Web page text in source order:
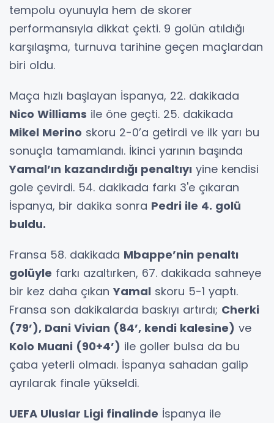
tempolu oyunuyla hem de skorer
performansıyla dikkat çekti. 9 golün atıldığı
karşılaşma, turnuva tarihine geçen maçlardan
biri oldu.
Maça hızlı başlayan İspanya, 22. dakikada
Nico Williams ile öne geçti. 25. dakikada
Mikel Merino skoru 2-0’a getirdi ve ilk yarı bu
sonuçla tamamlandı. İkinci yarının başında
Yamal’ın kazandırdığı penaltıyı yine kendisi
gole çevirdi. 54. dakikada farkı 3'e çıkaran
İspanya, bir dakika sonra Pedri ile 4. golü
buldu.
Fransa 58. dakikada Mbappe’nin penaltı
golüyle farkı azaltırken, 67. dakikada sahneye
bir kez daha çıkan Yamal skoru 5-1 yaptı.
Fransa son dakikalarda baskıyı artırdı; Cherki
(79’), Dani Vivian (84’, kendi kalesine) ve
Kolo Muani (90+4’) ile goller bulsa da bu
çaba yeterli olmadı. İspanya sahadan galip
ayrılarak finale yükseldi.
UEFA Uluslar Ligi finalinde İspanya ile